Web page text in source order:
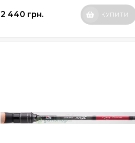
2 440 грн. КУПИТИ